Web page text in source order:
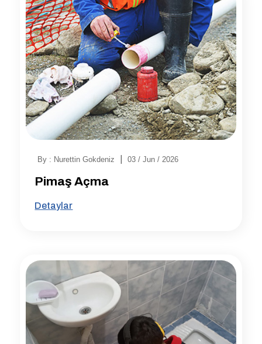
By : Nurettin Gokdeniz 03 / Jun / 2026
Pimaş Açma
Detaylar